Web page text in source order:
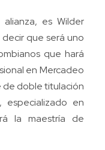
es Wilder
que será uno
que hará
en Mercadeo
de doble titulación
especializado en
la maestría de